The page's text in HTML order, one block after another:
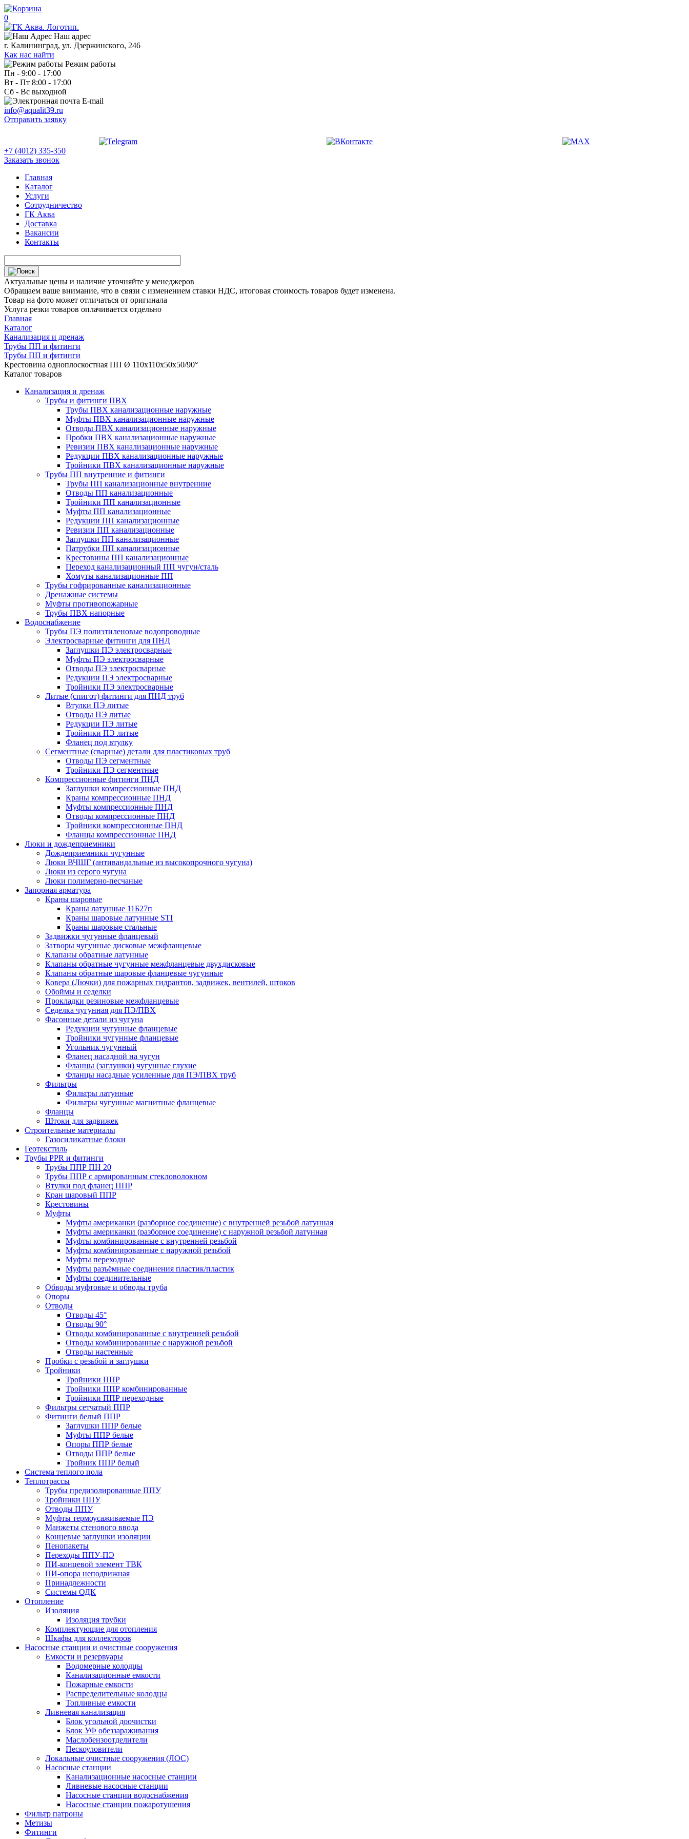
0
Наш адрес
г. Калининград, ул. Дзержинского, 246
Как нас найти
Режим работы
Пн - 9:00 - 17:00
Вт - Пт 8:00 - 17:00
Сб - Вс выходной
E-mail
info@aqualit39.ru
Отправить заявку
+7 (4012) 335-350
Заказать звонок
Главная
Каталог
Услуги
Сотрудничество
ГК Аква
Доставка
Вакансии
Контакты
Актуальные цены и наличие уточняйте у менеджеров
Обращаем ваше внимание, что в связи с изменением ставки НДС, итоговая стоимость товаров будет изменена.
Товар на фото может отличаться от оригинала
Услуга резки товаров оплачивается отдельно
Главная
Каталог
Канализация и дренаж
Трубы ПП и фитинги
Трубы ПП и фитинги
Крестовина одноплоскостная ПП Ø 110х110х50х50/90°
Каталог товаров
Канализация и дренаж
Трубы и фитинги ПВХ
Трубы ПВХ канализационные наружные
Муфты ПВХ канализационные наружные
Отводы ПВХ канализационные наружные
Пробки ПВХ канализационные наружные
Ревизии ПВХ канализационные наружные
Редукции ПВХ канализационные наружные
Тройники ПВХ канализационные наружные
Трубы ПП внутренние и фитинги
Трубы ПП канализационные внутренние
Отводы ПП канализационные
Тройники ПП канализационные
Муфты ПП канализационные
Редукции ПП канализационные
Ревизии ПП канализационные
Заглушки ПП канализационные
Патрубки ПП канализационные
Крестовины ПП канализационные
Переход канализационный ПП чугун/сталь
Хомуты канализационные ПП
Трубы гофрированные канализационные
Дренажные системы
Муфты противопожарные
Трубы ПВХ напорные
Водоснабжение
Трубы ПЭ полиэтиленовые водопроводные
Электросварные фитинги для ПНД
Заглушки ПЭ электросварные
Муфты ПЭ электросварные
Отводы ПЭ электросварные
Редукции ПЭ электросварные
Тройники ПЭ электросварные
Литые (спигот) фитинги для ПНД труб
Втулки ПЭ литые
Отводы ПЭ литые
Редукции ПЭ литые
Тройники ПЭ литые
Фланец под втулку
Сегментные (сварные) детали для пластиковых труб
Отводы ПЭ сегментные
Тройники ПЭ сегментные
Компрессионные фитинги ПНД
Заглушки компрессионные ПНД
Краны компрессионные ПНД
Муфты компрессионные ПНД
Отводы компрессионные ПНД
Тройники компрессионные ПНД
Фланцы компрессионные ПНД
Люки и дождеприемники
Дождеприемники чугунные
Люки ВЧШГ (антивандальные из высокопрочного чугуна)
Люки из серого чугуна
Люки полимерно-песчаные
Запорная арматура
Краны шаровые
Краны латунные 11Б27п
Краны шаровые латунные STI
Краны шаровые стальные
Задвижки чугунные фланцевый
Затворы чугунные дисковые межфланцевые
Клапаны обратные латунные
Клапаны обратные чугунные межфланцевые двухдисковые
Клапаны обратные шаровые фланцевые чугунные
Ковера (Лючки) для пожарных гидрантов, задвижек, вентилей, штоков
Обоймы и седелки
Прокладки резиновые межфланцевые
Седелка чугунная для ПЭ/ПВХ
Фасонные детали из чугуна
Редукции чугунные фланцевые
Тройники чугунные фланцевые
Угольник чугунный
Фланец насадной на чугун
Фланцы (заглушки) чугунные глухие
Фланцы насадные усиленные для ПЭ/ПВХ труб
Фильтры
Фильтры латунные
Фильтры чугунные магнитные фланцевые
Фланцы
Штоки для задвижек
Строительные материалы
Газосиликатные блоки
Геотекстиль
Трубы PPR и фитинги
Трубы ППР ПН 20
Трубы ППР с армированным стекловолокном
Втулки под фланец ППР
Кран шаровый ППР
Крестовины
Муфты
Муфты американки (разборное соединение) с внутренней резьбой латунная
Муфты американки (разборное соединение) с наружной резьбой латунная
Муфты комбинированные с внутренней резьбой
Муфты комбинированные с наружной резьбой
Муфты переходные
Муфты разъёмные соединения пластик/пластик
Муфты соединительные
Обводы муфтовые и обводы труба
Опоры
Отводы
Отводы 45°
Отводы 90°
Отводы комбинированные с внутренней резьбой
Отводы комбинированные с наружной резьбой
Отводы настенные
Пробки с резьбой и заглушки
Тройники
Тройники ППР
Тройники ППР комбинированные
Тройники ППР переходные
Фильтры сетчатый ППР
Фитинги белый ППР
Заглушки ППР белые
Муфты ППР белые
Опоры ППР белые
Отводы ППР белые
Тройник ППР белый
Система теплого пола
Теплотрассы
Трубы предизолированные ППУ
Тройники ППУ
Отводы ППУ
Муфты термоусаживаемые ПЭ
Манжеты стенового ввода
Концевые заглушки изоляции
Пенопакеты
Переходы ППУ-ПЭ
ПИ-концевой элемент ТВК
ПИ-опора неподвижная
Принадлежности
Системы ОДК
Отопление
Изоляция
Изоляция трубки
Комплектующие для отопления
Шкафы для коллекторов
Насосные станции и очистные сооружения
Емкости и резервуары
Водомерные колодцы
Канализационные емкости
Пожарные емкости
Распределительные колодцы
Топливные емкости
Ливневая канализация
Блок угольной доочистки
Блок УФ обеззараживания
Маслобензоотделители
Пескоуловители
Локальные очистные сооружения (ЛОС)
Насосные станции
Канализационные насосные станции
Ливневые насосные станции
Насосные станции водоснабжения
Насосные станции пожаротушения
Фильтр патроны
Метизы
Фитинги